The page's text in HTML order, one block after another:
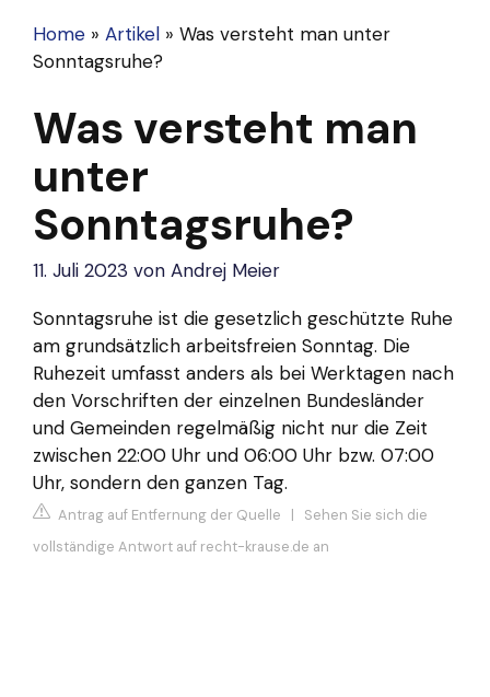
Home » Artikel » Was versteht man unter
Sonntagsruhe?
Was versteht man
unter
Sonntagsruhe?
11. Juli 2023 von Andrej Meier
Sonntagsruhe ist die gesetzlich geschützte Ruhe
am grundsätzlich arbeitsfreien Sonntag. Die
Ruhezeit umfasst anders als bei Werktagen nach
den Vorschriften der einzelnen Bundesländer
und Gemeinden regelmäßig nicht nur die Zeit
zwischen 22:00 Uhr und 06:00 Uhr bzw. 07:00
Uhr, sondern den ganzen Tag.
Antrag auf Entfernung der Quelle | Sehen Sie sich die
vollständige Antwort auf recht-krause.de an